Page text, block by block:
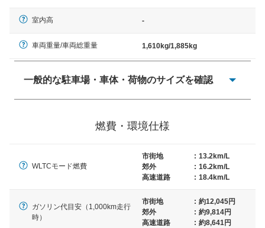
室内高 -
車両重量/車両総重量 1,610kg/1,885kg
一般的な駐車場・車体・荷物のサイズを確認
× 長さ 5,000mm 車路幅 5,000mmというサイズが標準値
燃費・環境仕様
WLTCモード燃費
市街地 : 13.2km/L
郊外
: 16.2km/L
高速道路
: 18.4km/L
ガソリン代目安（1,000km走行
時）
市街地 : 約12,045円
郊外
: 約9,814円
高速道路
: 約8,641円